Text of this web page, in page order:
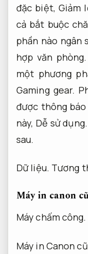
đặc biệt, Giảm
cả bắt buộc
phần nào ngân
hợp văn phòng.
một phương
Gaming gear.
được thông
này, Dễ sử dụng.
sau.
Dữ liệu. Tương
Máy in canon
Máy chấm công.
Máy in Canon